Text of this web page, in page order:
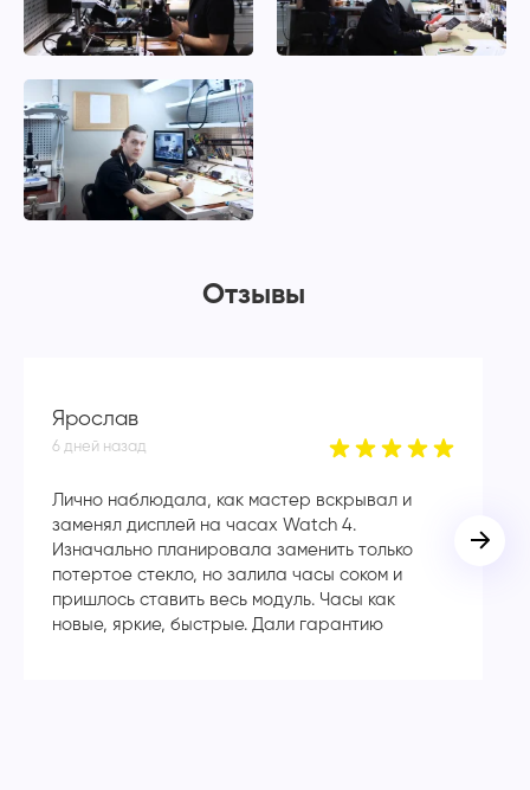
Отзывы
Ярослав
6 дней назад
Лично наблюдала, как мастер вскрывал и
заменял дисплей на часах Watch 4.
Изначально планировала заменить только
потертое стекло, но залила часы соком и
пришлось ставить весь модуль. Часы как
новые, яркие, быстрые. Дали гарантию